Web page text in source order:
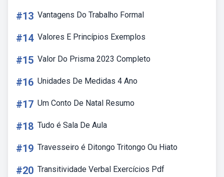
#13 Vantagens Do Trabalho Formal
#14 Valores E Princípios Exemplos
#15 Valor Do Prisma 2023 Completo
#16 Unidades De Medidas 4 Ano
#17 Um Conto De Natal Resumo
#18 Tudo é Sala De Aula
#19 Travesseiro é Ditongo Tritongo Ou Hiato
#20 Transitividade Verbal Exercícios Pdf